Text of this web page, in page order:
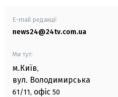
E-mail редакції
news24@24tv.com.ua
Ми тут:
м.Київ,
вул. Володимирська
61/11, офіс 50